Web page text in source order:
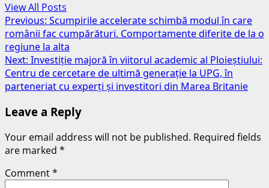
View All Posts
Post
navigation
Previous: Scumpirile accelerate schimbă modul în care
românii fac cumpărături. Comportamente diferite de la o
regiune la alta
Next: Investiție majoră în viitorul academic al Ploieștiului:
Centru de cercetare de ultimă generație la UPG, în
parteneriat cu experți și investitori din Marea Britanie
Leave a Reply
Your email address will not be published. Required fields
are marked *
Comment*